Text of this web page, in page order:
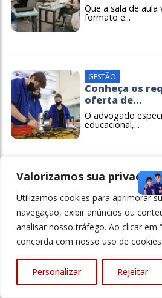
Valorizamos sua
Utilizamos cookies para aprimorar
navegação, exibir anúncios ou
analisar nosso tráfego. Ao clicar em
concorda com nosso uso de cookies.
Personalizar Rejeitar
Que a sala de
formato e...
GESTÃO
Conheça os
oferta de...
O advogado
educacional,...
© Revista Ensino Superior - Todos